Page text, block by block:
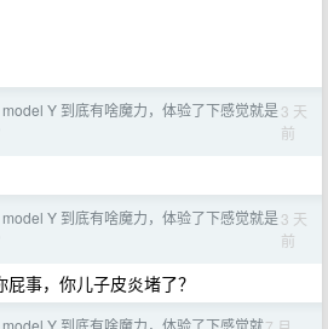
model Y 到底有啥魔力，体验了下感觉就是3 天
前
model Y 到底有啥魔力，体验了下感觉就是3 天
前
事，你儿子皮炎堵了？
model Y 到底有啥魔力，体验了下感觉就